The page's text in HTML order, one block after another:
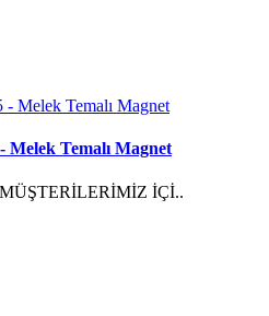
Melek Temalı Magnet
İÇİ..